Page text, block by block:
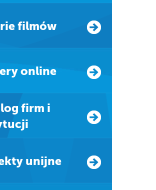
filmów
online
unijne